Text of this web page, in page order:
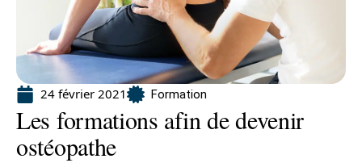
24 février 2021 Formation
Les formations afin de devenir
ostéopathe